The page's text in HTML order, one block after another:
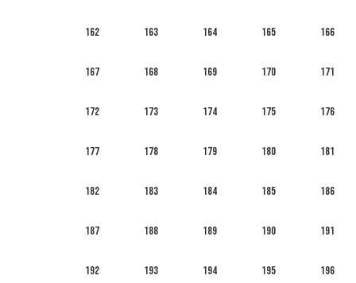
162 163 164 165 166
167 168 169 170 171
172 173 174 175 176
177 178 179 180 181
182 183 184 185 186
187 188 189 190 191
192 193 194 195 196